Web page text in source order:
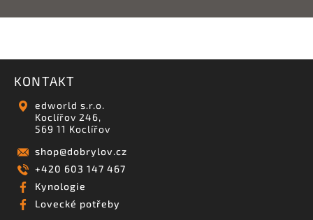
KONTAKT
edworld s.r.o.
Koclířov 246,
569 11 Koclířov
shop@dobrylov.cz
+420 603 147 467
Kynologie
Lovecké potřeby